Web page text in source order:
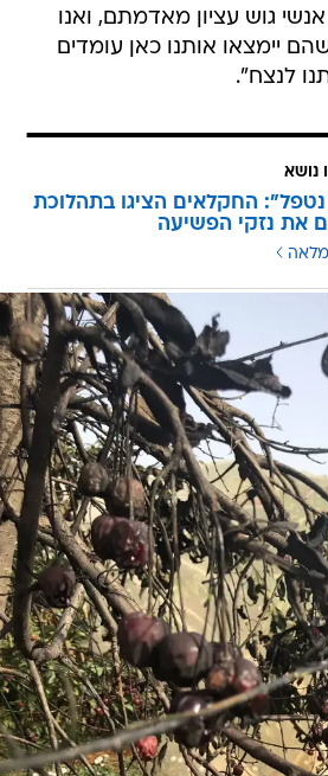
גוש עציון מאדמתם, ואנו
יימצאו אותנו כאן עומדים
לנצח".
נושא
החקלאים הציגו בתהלוכת
את נזקי הפשיעה